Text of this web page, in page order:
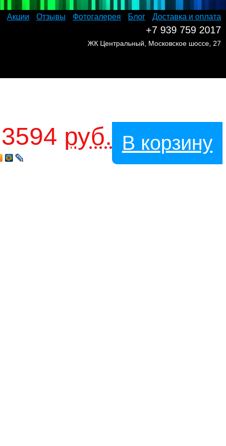
Акции Отзывы Фотогалерея Блог Доставка и оплата
В корзину
3594 руб.
+7 939 759 2017
ЖК Центральный, Московское шоссе, 27